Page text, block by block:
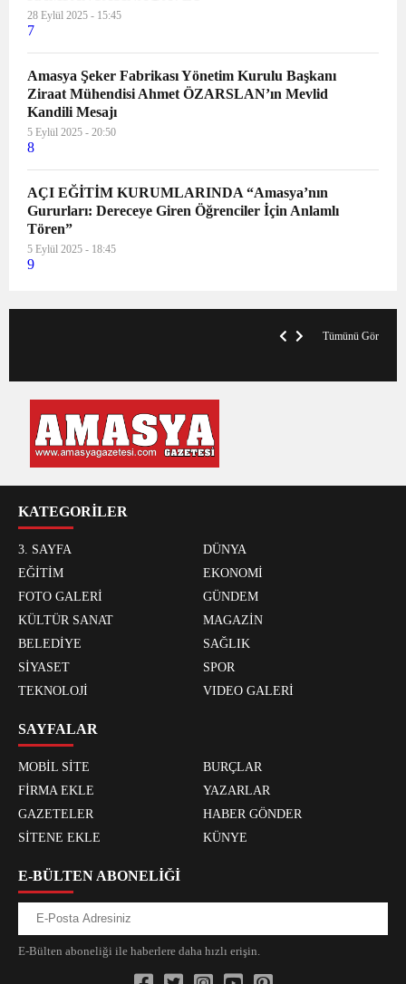
28 Eylül 2025 - 15:45
7
Amasya Şeker Fabrikası Yönetim Kurulu Başkanı
Ziraat Mühendisi Ahmet ÖZARSLAN’ın Mevlid
Kandili Mesajı
5 Eylül 2025 - 20:50
8
AÇI EĞİTİM KURUMLARINDA “Amasya’nın
Gururları: Dereceye Giren Öğrenciler İçin Anlamlı
Tören”
5 Eylül 2025 - 18:45
9
Tümünü Gör
KATEGORİLER
3. SAYFA
DÜNYA
EĞİTİM
EKONOMİ
FOTO GALERİ
GÜNDEM
KÜLTÜR SANAT
MAGAZİN
BELEDİYE
SAĞLIK
SİYASET
SPOR
TEKNOLOJİ
VIDEO GALERİ
SAYFALAR
MOBİL SİTE
BURÇLAR
FİRMA EKLE
YAZARLAR
GAZETELER
HABER GÖNDER
SİTENE EKLE
KÜNYE
E-BÜLTEN ABONELİĞİ
E-Bülten aboneliği ile haberlere daha hızlı erişin.